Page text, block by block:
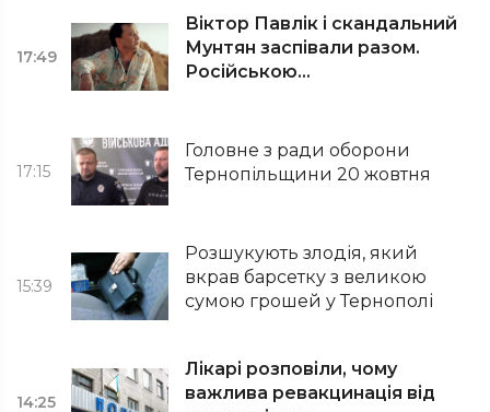
17:49
Віктор Павлік і скандальний
Мунтян заспівали разом.
Російською…
17:15
Головне з ради оборони
Тернопільщини 20 жовтня
15:39
Розшукують злодія, який
вкрав барсетку з великою
сумою грошей у Тернополі
14:25
Лікарі розповіли, чому
важлива ревакцинація від